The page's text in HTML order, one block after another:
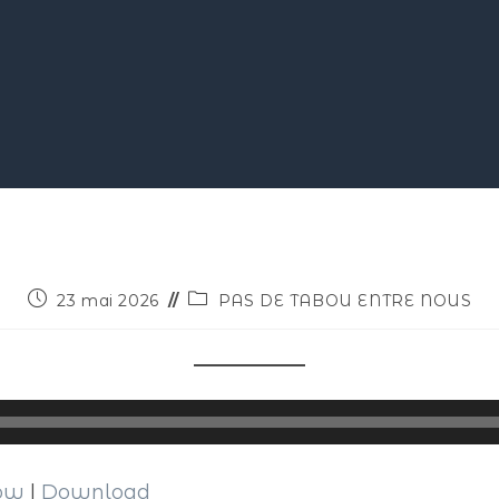
23 mai 2026 PAS DE TABOU ENTRE NOUS
Download